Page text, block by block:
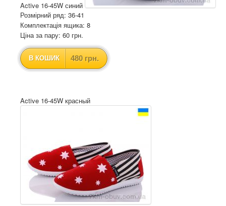
Active 16-45W синий
Розмірний ряд: 36-41
Комплектація ящика: 8
Ціна за пару: 60 грн.
В КОШИК 480 грн.
Active 16-45W красный